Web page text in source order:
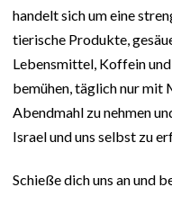
handelt sich um eine
tierische Produkte,
Lebensmittel, Koffein
bemühen, täglich nur mit
Abendmahl zu nehmen
Israel und uns selbst zu
Schieße dich uns an und